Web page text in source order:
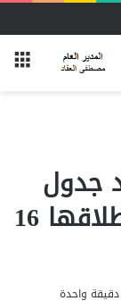
الأول
جدول
امتحانات نهاية العام.. انطلاقها 16
دقيقة واحدة